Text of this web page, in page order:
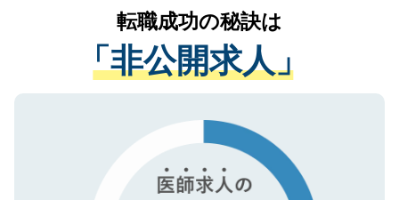
は、個人情報の取り扱いについての厳密な
管理基準を満たした事業者のみに付与され
る、プライバシーマークを取得済みです。
で、機密保持に関してもご安心ください。
かがいして、現在の医療機関の状況や紹介
経験をまじえながら、適切なアドバイスを
させていただきます。すぐにご転職をされ
ない方には、長期的なサポートが可能です
ので、まずはご登録ください。
転職成功の秘訣は
「非公開求人」